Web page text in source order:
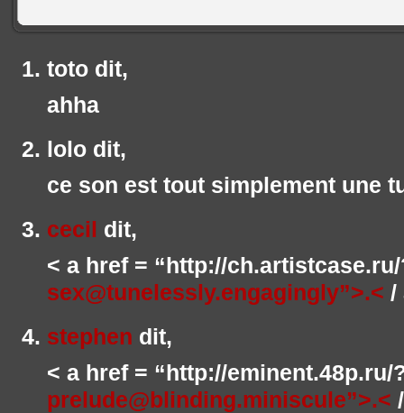
toto dit,
ahha
lolo dit,
ce son est tout simplement une
cecil
dit,
< a href = “http://
sex@tunelessly.engagingly”>.< /
stephen dit,
< a href = “http://eminent.48p.ru/
prelude@blinding.miniscule”>.<